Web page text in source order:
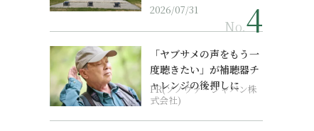
2026/07/31
No.
「ヤブサメの声をもう一
度聴きたい」が補聴器チ
ャレンジの後押しに
PR(ソノヴァ・ジャパン株
式会社)